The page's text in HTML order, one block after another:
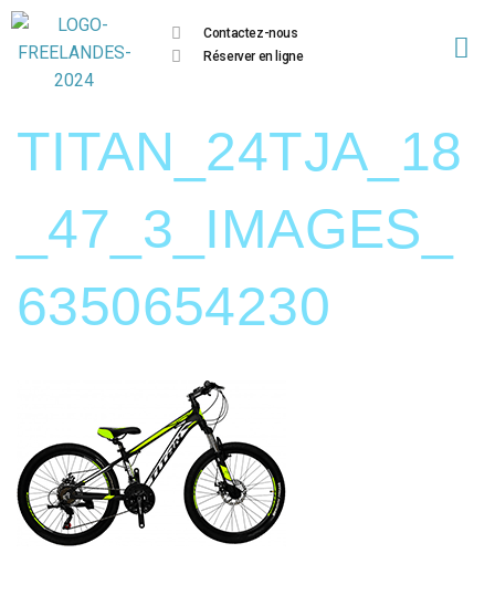
Contactez-nous
Réserver en ligne
TITAN_24TJA_18
_47_3_IMAGES_
6350654230